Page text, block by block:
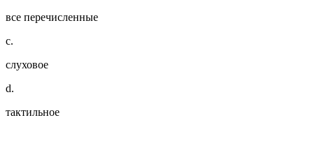
все перечисленные
c.
слуховое
d.
тактильное